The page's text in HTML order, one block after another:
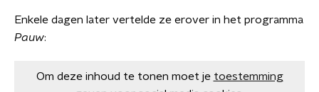
Enkele dagen later vertelde ze erover in het programma
Pauw:
Om deze inhoud te tonen moet je toestemming